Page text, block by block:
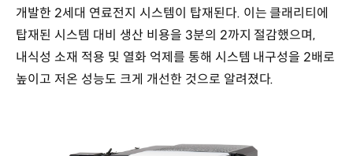
개발한 2세대 연료전지 시스템이 탑재된다. 이는 클래리티에
탑재된 시스템 대비 생산 비용을 3분의 2까지 절감했으며,
내식성 소재 적용 및 열화 억제를 통해 시스템 내구성을 2배로
높이고 저온 성능도 크게 개선한 것으로 알려졌다.